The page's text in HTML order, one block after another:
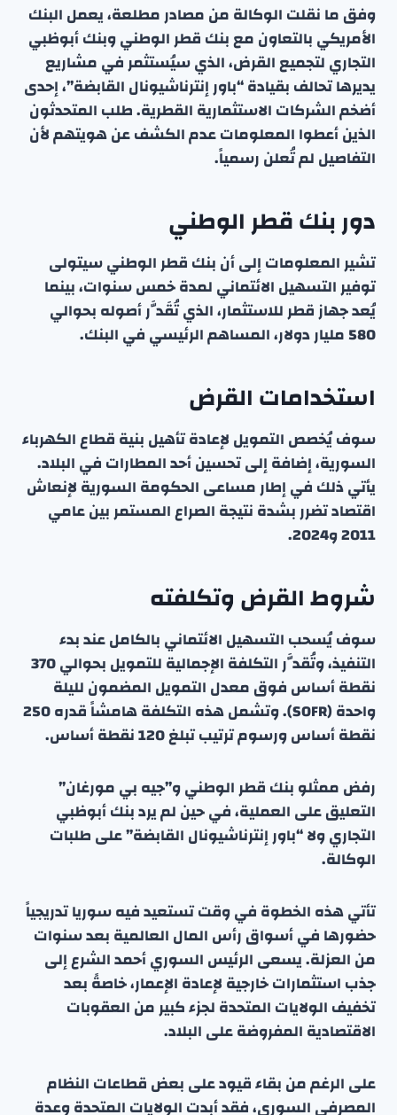
وفق ما نقلت الوكالة من مصادر مطلعة، يعمل البنك
الأمريكي بالتعاون مع بنك قطر الوطني وبنك أبوظبي
التجاري لتجميع القرض، الذي سيُستثمر في مشاريع
يديرها تحالف بقيادة “باور إنترناشيونال القابضة”، إحدى
أضخم الشركات الاستثمارية القطرية. طلب المتحدثون
الذين أعطوا المعلومات عدم الكشف عن هويتهم لأن
التفاصيل لم تُعلن رسمياً.
دور بنك قطر الوطني
تشير المعلومات إلى أن بنك قطر الوطني سيتولى
توفير التسهيل الائتماني لمدة خمس سنوات، بينما
يُعد جهاز قطر للاستثمار، الذي تُقَدَّر أصوله بحوالي
580 مليار دولار، المساهم الرئيسي في البنك.
استخدامات القرض
سوف يُخصص التمويل لإعادة تأهيل بنية قطاع الكهرباء
السورية، إضافة إلى تحسين أحد المطارات في البلاد.
يأتي ذلك في إطار مساعى الحكومة السورية لإنعاش
اقتصاد تضرر بشدة نتيجة الصراع المستمر بين عامي
2011 و2024.
شروط القرض وتكلفته
سوف يُسحب التسهيل الائتماني بالكامل عند بدء
التنفيذ، وتُقدَّر التكلفة الإجمالية للتمويل بحوالي 370
نقطة أساس فوق معدل التمويل المضمون لليلة
واحدة (SOFR). وتشمل هذه التكلفة هامشاً قدره 250
نقطة أساس ورسوم ترتيب تبلغ 120 نقطة أساس.
رفض ممثلو بنك قطر الوطني و”جيه بي مورغان”
التعليق على العملية، في حين لم يرد بنك أبوظبي
التجاري ولا “باور إنترناشيونال القابضة” على طلبات
الوكالة.
تأتي هذه الخطوة في وقت تستعيد فيه سوريا تدريجياً
حضورها في أسواق رأس المال العالمية بعد سنوات
من العزلة. يسعى الرئيس السوري أحمد الشرع إلى
جذب استثمارات خارجية لإعادة الإعمار، خاصةً بعد
تخفيف الولايات المتحدة لجزء كبير من العقوبات
الاقتصادية المفروضة على البلاد.
على الرغم من بقاء قيود على بعض قطاعات النظام
المصرفي السوري، فقد أبدت الولايات المتحدة وعدة